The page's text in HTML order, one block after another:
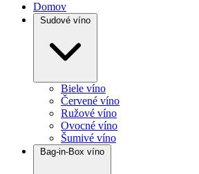
Domov
Sudové víno
Biele víno
Červené víno
Ružové víno
Ovocné víno
Šumivé víno
Bag-in-Box víno